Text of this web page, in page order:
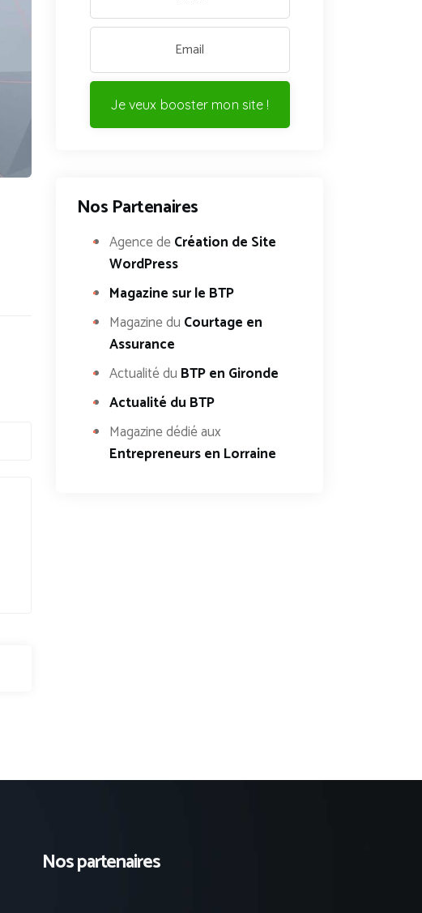
Je veux booster mon site !
Nos Partenaires
Agence deCréation de Site
WordPress
Magazine sur le BTP
Magazine du Courtage en
Assurance
Actualité du BTP en Gironde
Actualité du BTP
Magazine dédié aux
Entrepreneurs en Lorraine
Nos partenaires